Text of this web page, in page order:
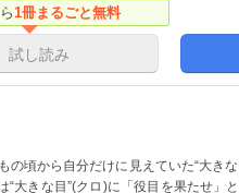
1冊まるごと無料
試し読み
の頃から自分だけに見えていた“大き
“大きな目”(クロ)に「役目を果たせ」